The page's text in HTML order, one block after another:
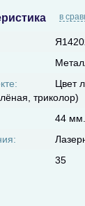
в
Цвет
триколор)
44 мм.
35